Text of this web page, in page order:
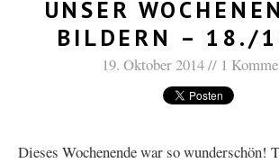
UNSER
BILDERN – 18./
19. Oktober 2014 1
Dieses Wochenende war so wunderschön!